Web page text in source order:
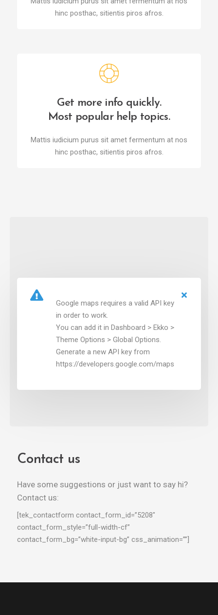
hinc posthac, sitientis piros afros.
Get more info quickly.
Most popular help topics.
Mattis iudicium purus sit amet fermentum at nos
hinc posthac, sitientis piros afros.
Google maps requires a valid API key
in order to work.
You can add it in Dashboard > Ekko >
Theme Options > Global Options.
Generate a new API key from
https://developers.google.com/maps
Contact us
Have some suggestions or just want to say hi?
Contact us:
[tek_contactform contact_form_id=”5208″
contact_form_style=”full-width-cf”
contact_form_bg=”white-input-bg” css_animation=””]